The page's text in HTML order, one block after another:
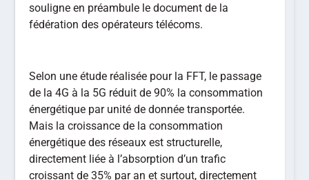
souligne en préambule le document de la
fédération des opérateurs télécoms.
Selon une étude réalisée pour la FFT, le passage
de la 4G à la 5G réduit de 90% la consommation
énergétique par unité de donnée transportée.
Mais la croissance de la consommation
énergétique des réseaux est structurelle,
directement liée à l’absorption d’un trafic
croissant de 35% par an et surtout, directement